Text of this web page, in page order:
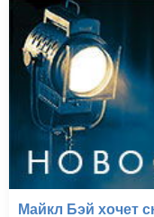
Майкл Бэй хочет